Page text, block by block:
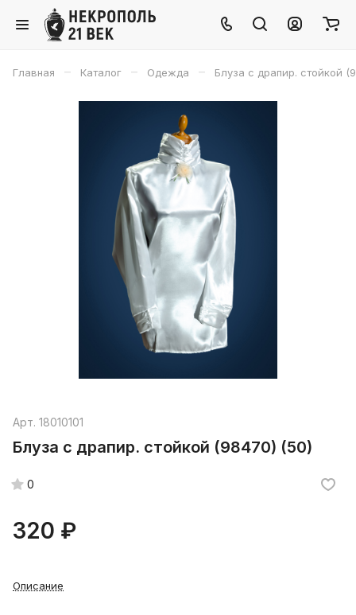
Главная – Каталог – Одежда – Блуза с драпир. стойкой
Арт. 18010101
Блуза с драпир. стойкой (98470) (50)
0
320 ₽
Описание